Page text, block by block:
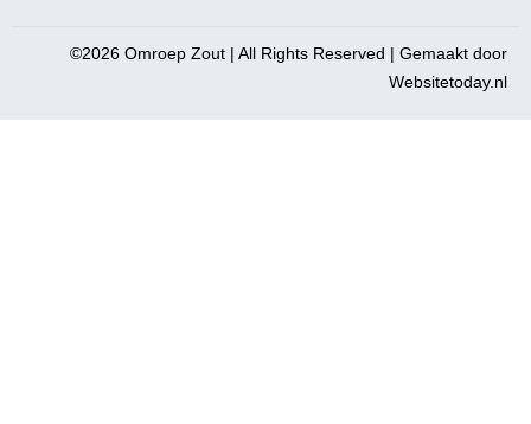
©2026 Omroep Zout | All Rights Reserved | Gemaakt door
Websitetoday.nl